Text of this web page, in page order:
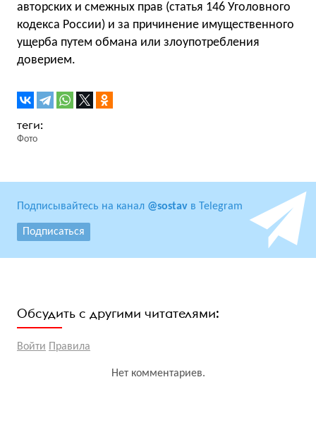
авторских и смежных прав (статья 146 Уголовного
кодекса России) и за причинение имущественного
ущерба путем обмана или злоупотребления
доверием.
Фото
Подписывайтесь на канал @sostav в Telegram
Подписаться
Обсудить с другими читателями:
Войти Правила
Нет комментариев.